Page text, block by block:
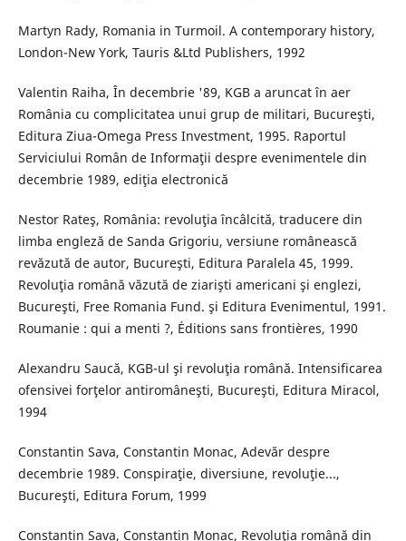
Martyn Rady, Romania in Turmoil. A contemporary history,
London-New York, Tauris &Ltd Publishers, 1992
Valentin Raiha, În decembrie '89, KGB a aruncat în aer
România cu complicitatea unui grup de militari, Bucureşti,
Editura Ziua-Omega Press Investment, 1995. Raportul
Serviciului Român de Informaţii despre evenimentele din
decembrie 1989, ediţia electronică
Nestor Rateş, România: revoluţia încâlcită, traducere din
limba engleză de Sanda Grigoriu, versiune românească
revăzută de autor, Bucureşti, Editura Paralela 45, 1999.
Revoluţia română văzută de ziarişti americani şi englezi,
Bucureşti, Free Romania Fund. şi Editura Evenimentul, 1991.
Roumanie : qui a menti ?, Éditions sans frontières, 1990
Alexandru Saucă, KGB-ul şi revoluţia română. Intensificarea
ofensivei forţelor antiromâneşti, Bucureşti, Editura Miracol,
1994
Constantin Sava, Constantin Monac, Adevăr despre
decembrie 1989. Conspiraţie, diversiune, revoluţie...,
Bucureşti, Editura Forum, 1999
Constantin Sava, Constantin Monac, Revoluţia română din